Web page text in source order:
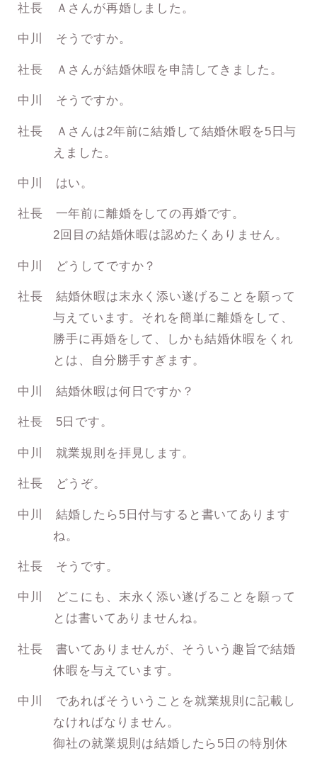
社長 Ａさんが再婚しました。
中川 そうですか。
社長 Ａさんが結婚休暇を申請してきました。
中川 そうですか。
社長 Ａさんは2年前に結婚して結婚休暇を5日与
えました。
中川 はい。
社長 一年前に離婚をしての再婚です。
2回目の結婚休暇は認めたくありません。
中川 どうしてですか？
社長 結婚休暇は末永く添い遂げることを願って
与えています。それを簡単に離婚をして、
勝手に再婚をして、しかも結婚休暇をくれ
とは、自分勝手すぎます。
中川 結婚休暇は何日ですか？
社長 5日です。
中川 就業規則を拝見します。
社長 どうぞ。
中川 結婚したら5日付与すると書いてあります
ね。
社長 そうです。
中川 どこにも、末永く添い遂げることを願って
とは書いてありませんね。
社長 書いてありませんが、そういう趣旨で結婚
休暇を与えています。
中川 であればそういうことを就業規則に記載し
なければなりません。
御社の就業規則は結婚したら5日の特別休